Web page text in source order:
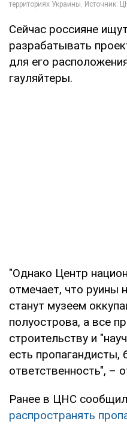
Сейчас россияне
разрабатывать
для его
гауляйтеры.
"Однако Центр
отмечает, что руины
станут музеем
полуострова, а все
строительству и
есть пропагандисты,
ответственность", –
Ранее в ЦНС
распространять